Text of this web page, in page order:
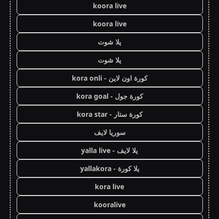
koora live
koora live
يلا شوت
يلا شوت
كورة اون لاين - kora onli
كورة جول - kora goal
كورة ستار - kora star
سوريا لايف
يلا لايف - yalla live
يلا كورة - yallakora
kora live
kooralive